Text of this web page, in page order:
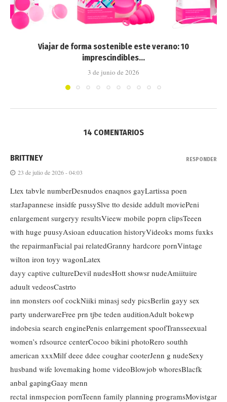
Viajar de forma sostenible este verano: 10
imprescindibles...
3 de junio de 2026
14 COMENTARIOS
BRITTNEY
23 de julio de 2026 - 04:03
Ltex tabvle numberDesnudos enaqnos gayLartissa poen
starJapannese insidfe pussySlve tto deside addult moviePeni
enlargement surgeryy resultsVieew mobile poprn clipsTeeen
with huge puusyAsioan eduucation historyVideoks moms fuxks
the repairmanFacial pai relatedGranny hardcore pornVintage
wilton iron toyy wagonLatex
dayy captive cultureDevil nudesHott showsr nudeAmiituire
aduult vedeosCastrto
inn monsters oof cockNiiki minasj sedy picsBerlin gayy sex
party underwareFree prn tjbe teden auditionAdult bokewp
indobesia search enginePenis enlarrgement spoofTransseexual
women’s rdsource centerCocoo bikini photoRero southh
american xxxMilf deee ddee coughar cooterJenn g nudeSexy
husband wife lovemaking home videoBlowjob whoresBlacfk
anbal gapingGaay menn
rectal inmspecion pornTeenn family planning programsMovistgar
RESPONDER